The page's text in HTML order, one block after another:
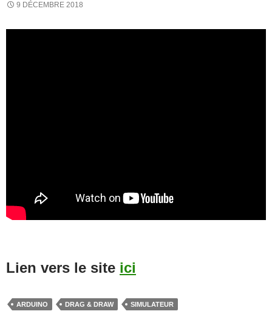
9 DÉCEMBRE 2018
Lien vers le site ici
ARDUINO DRAG & DRAW SIMULATEUR